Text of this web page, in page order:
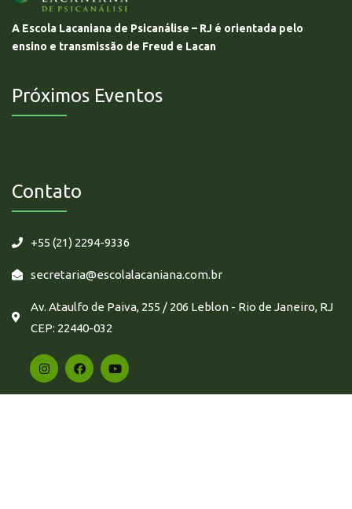
A Escola Lacaniana de Psicanálise – RJ é orientada pelo
ensino e transmissão de Freud e Lacan
Próximos Eventos
Contato
+55 (21) 2294-9336
secretaria@escolalacaniana.com.br
Av. Ataulfo de Paiva, 255 / 206 Leblon - Rio de Janeiro, RJ
CEP: 22440-032